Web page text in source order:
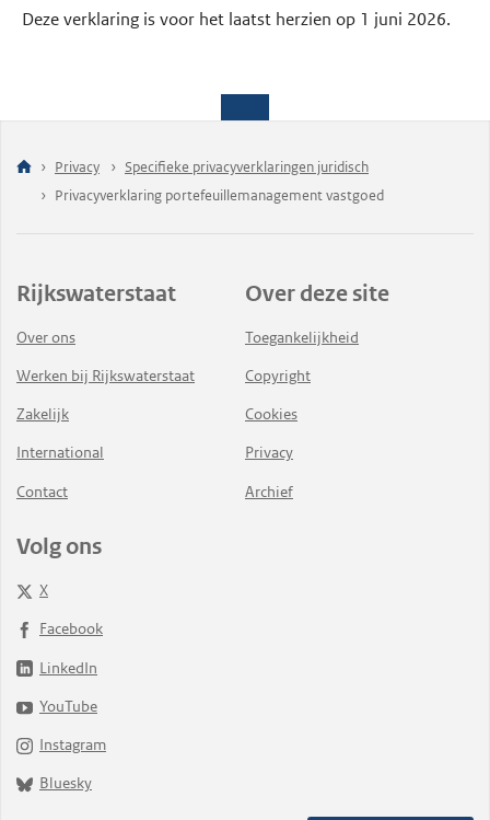
Deze verklaring is voor het laatst herzien op 1 juni 2026.
Privacy
Specifieke privacyverklaringen juridisch
Privacyverklaring portefeuillemanagement vastgoed
Rijkswaterstaat
Over ons
Werken bij Rijkswaterstaat
Zakelijk
International
Contact
Over deze site
Toegankelijkheid
Copyright
Cookies
Privacy
Archief
Volg ons
X
Facebook
LinkedIn
YouTube
Instagram
Bluesky